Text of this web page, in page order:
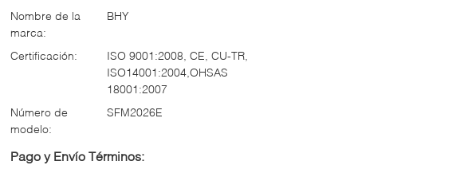
Nombre de la
marca:
BHY
Certificación:
ISO 9001:2008, CE, CU-TR,
ISO14001:2004,OHSAS
18001:2007
Número de
modelo:
SFM2026E
Pago y Envío Términos: